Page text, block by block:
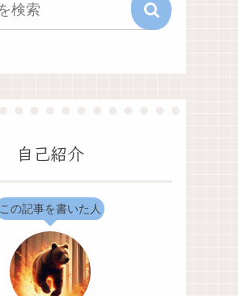
自己紹介
この記事を書いた人